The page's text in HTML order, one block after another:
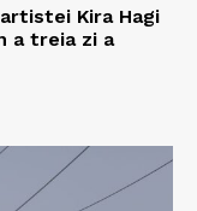
Kira Hagi
a treia zi a